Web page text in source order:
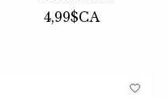
4,99$CA